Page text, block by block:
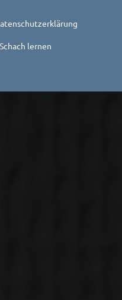
Schach lernen